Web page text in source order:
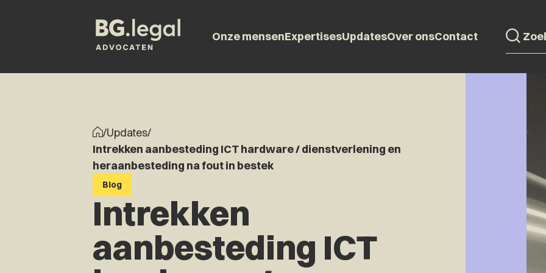
Onze mensenExpertisesUpdatesOver onsContact
/Updates/
Intrekken aanbesteding ICT hardware / dienstverlening en
heraanbesteding na fout in bestek
Blog
Intrekken
aanbesteding ICT